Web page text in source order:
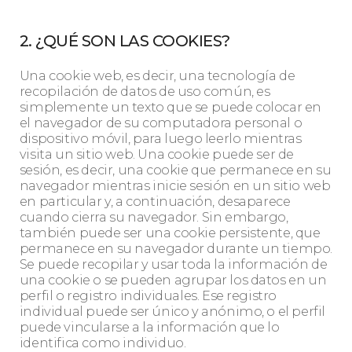
2. ¿QUÉ SON LAS COOKIES?
Una cookie web, es decir, una tecnología de
recopilación de datos de uso común, es
simplemente un texto que se puede colocar en
el navegador de su computadora personal o
dispositivo móvil, para luego leerlo mientras
visita un sitio web. Una cookie puede ser de
sesión, es decir, una cookie que permanece en su
navegador mientras inicie sesión en un sitio web
en particular y, a continuación, desaparece
cuando cierra su navegador. Sin embargo,
también puede ser una cookie persistente, que
permanece en su navegador durante un tiempo.
Se puede recopilar y usar toda la información de
una cookie o se pueden agrupar los datos en un
perfil o registro individuales. Ese registro
individual puede ser único y anónimo, o el perfil
puede vincularse a la información que lo
identifica como individuo.